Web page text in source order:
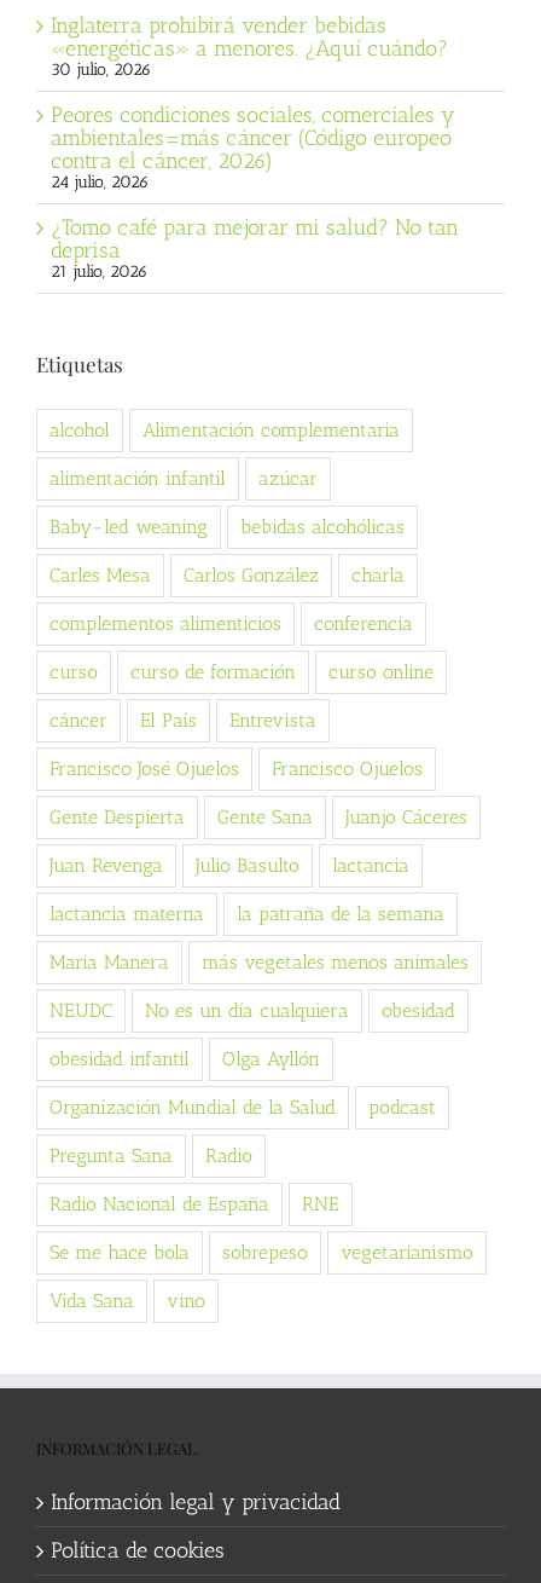
Inglaterra prohibirá vender bebidas
«energéticas» a menores. ¿Aquí cuándo?
30 julio, 2026
Peores condiciones sociales, comerciales y
ambientales=más cáncer (Código europeo
contra el cáncer, 2026)
24 julio, 2026
¿Tomo café para mejorar mi salud? No tan
deprisa
21 julio, 2026
Etiquetas
alcohol Alimentación complementaria
alimentación infantil azúcar
Baby-led weaning bebidas alcohólicas
Carles Mesa Carlos González charla
complementos alimenticios conferencia
curso curso de formación curso online
cáncer El País Entrevista
Francisco José Ojuelos Francisco Ojuelos
Gente Despierta Gente Sana Juanjo Cáceres
Juan Revenga Julio Basulto lactancia
lactancia materna la patraña de la semana
Maria Manera más vegetales menos animales
NEUDC No es un día cualquiera obesidad
obesidad infantil Olga Ayllón
Organización Mundial de la Salud podcast
Pregunta Sana Radio
Radio Nacional de España RNE
Se me hace bola sobrepeso vegetarianismo
Vida Sana vino
INFORMACIÓN LEGAL
Información legal y privacidad
Política de cookies